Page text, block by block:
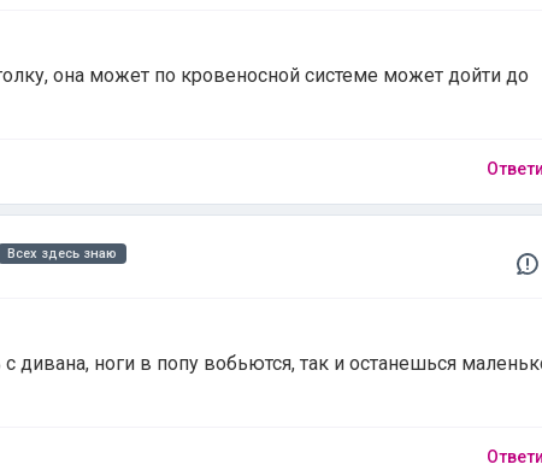
она может по кровеносной системе может дойти до
Всех здесь знаю
дивана, ноги в попу вобьются, так и останешься